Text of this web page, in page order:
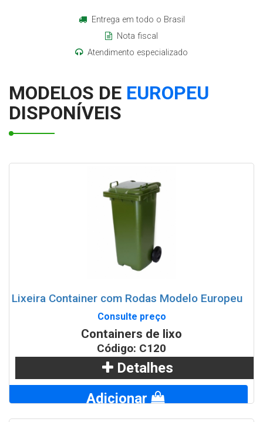
Entrega em todo o Brasil
Nota fiscal
Atendimento especializado
MODELOS DE EUROPEU
DISPONÍVEIS
Lixeira Container com Rodas Modelo Europeu
Consulte preço
Containers de lixo
Código: C120
Detalhes
Adicionar